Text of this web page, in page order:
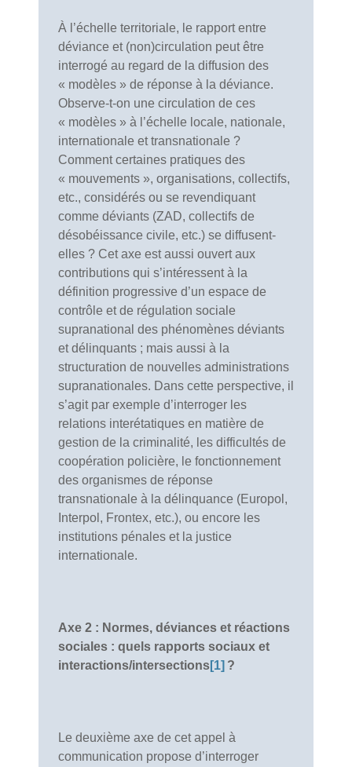
À l’échelle territoriale, le rapport entre
déviance et (non)circulation peut être
interrogé au regard de la diffusion des
« modèles » de réponse à la déviance.
Observe-t-on une circulation de ces
« modèles » à l’échelle locale, nationale,
internationale et transnationale ?
Comment certaines pratiques des
« mouvements », organisations, collectifs,
etc., considérés ou se revendiquant
comme déviants (ZAD, collectifs de
désobéissance civile, etc.) se diffusent-
elles ? Cet axe est aussi ouvert aux
contributions qui s’intéressent à la
définition progressive d’un espace de
contrôle et de régulation sociale
supranational des phénomènes déviants
et délinquants ; mais aussi à la
structuration de nouvelles administrations
supranationales. Dans cette perspective, il
s’agit par exemple d’interroger les
relations interétatiques en matière de
gestion de la criminalité, les difficultés de
coopération policière, le fonctionnement
des organismes de réponse
transnationale à la délinquance (Europol,
Interpol, Frontex, etc.), ou encore les
institutions pénales et la justice
internationale.
Axe 2 : Normes, déviances et réactions
sociales : quels rapports sociaux et
interactions/intersections[1] ?
Le deuxième axe de cet appel à
communication propose d’interroger